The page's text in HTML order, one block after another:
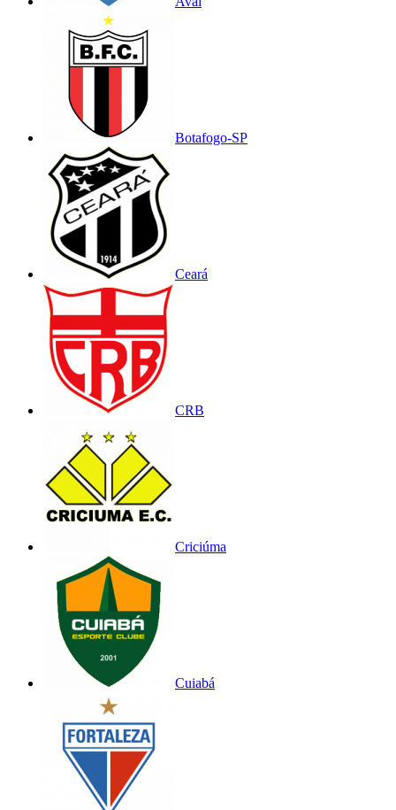
Botafogo-SP
Ceará
CRB
Criciúma
Cuiabá